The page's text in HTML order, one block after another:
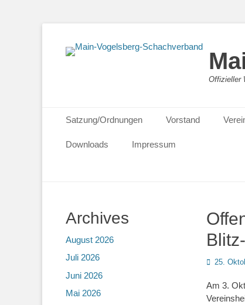
Offizieller
Primäres Menü
Inhalt
springen
Satzung/Ordnungen Vorstand
Downloads
Impressum
Posted
25.
Am 3.
Archives
August 2026
Juli 2026
Juni 2026
Mai 2026